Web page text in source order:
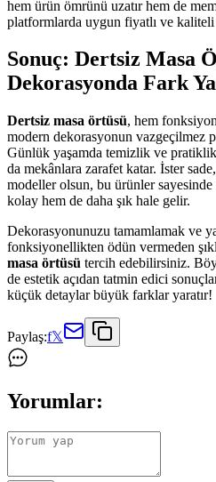
hem ürün ömrünü uzatır hem de
platformlarda uygun fiyatlı ve
Sonuç: Dertsiz Masa
Dekorasyonda Fark
Dertsiz masa örtüsü, hem
modern dekorasyonun vazgeçilmez
Günlük yaşamda temizlik ve pratiklik
da mekânlara zarafet katar. İster
modeller olsun, bu ürünler
kolay hem de daha şık hale gelir.
Dekorasyonunuzu tamamlamak ve
fonksiyonellikten ödün vermeden
masa örtüsü tercih edebilirsiniz.
de estetik açıdan tatmin edici
küçük detaylar büyük farklar yaratır!
Paylaş:f𝕏
Yorumlar: